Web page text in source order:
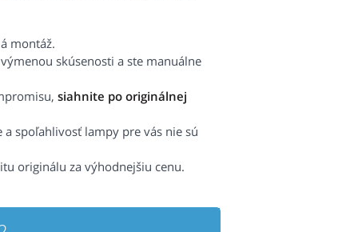
montáž.
skúsenosti a ste manuálne
siahnite po originálnej
spoľahlivosť lampy pre vás nie sú
originálu za výhodnejšiu cenu.